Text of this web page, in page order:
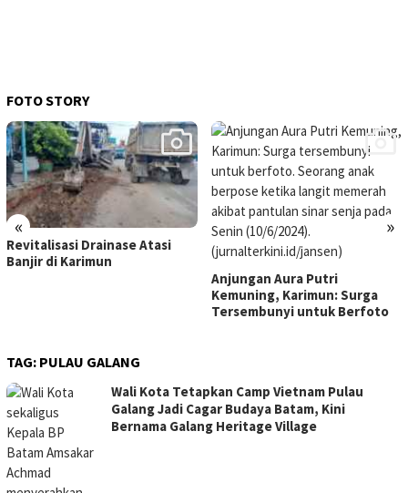
FOTO STORY
« »
Revitalisasi Drainase Atasi
Banjir di Karimun
Anjungan Aura Putri
Kemuning, Karimun: Surga
Tersembunyi untuk Berfoto
TAG: PULAU GALANG
Wali Kota Tetapkan Camp Vietnam Pulau
Galang Jadi Cagar Budaya Batam, Kini
Bernama Galang Heritage Village